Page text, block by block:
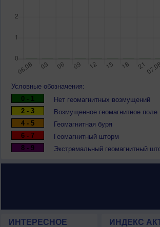
Условные обозначения:
0 - 1
Нет геомагнитных возмущений
2 - 3
Возмущенное геомагнитное поле
4 - 5
Геомагнитная буря
6 - 7
Геомагнитный шторм
8 - 9
Экстремальный геомагнитный
ИНТЕРЕСНОЕ ИНДЕКС